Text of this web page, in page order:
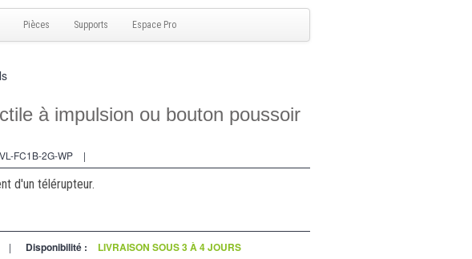
Pièces Supports Espace Pro
à impulsion ou bouton poussoir
FC1B-2G-WP |
d'un télérupteur.
| Disponibilité : LIVRAISON SOUS 3 À 4 JOURS